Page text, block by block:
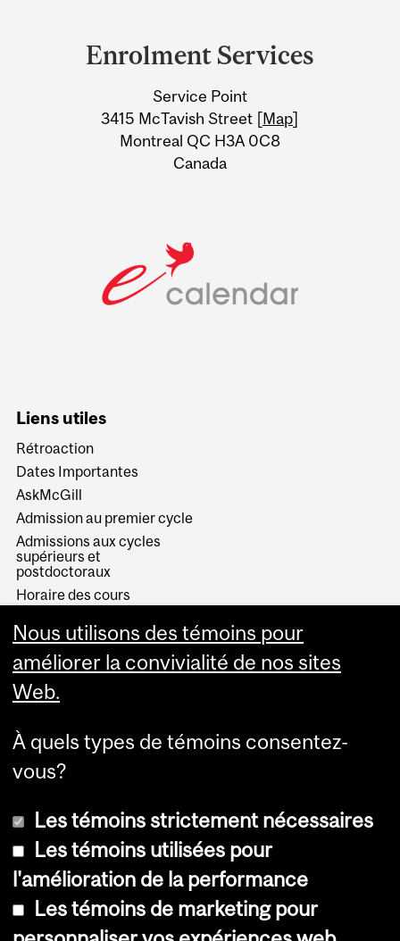
Information
Enrolment Services
Service Point
3415 McTavish Street [Map]
Montreal QC H3A 0C8
Canada
Liens utiles
Rétroaction
Dates Importantes
AskMcGill
Admission au premier cycle
Admissions aux cycles
supérieurs et
postdoctoraux
Horaire des cours
Services aux étudiants
© Université McGill, 2026
Accessibilité
Nous utilisons des témoins pour
améliorer la convivialité de nos sites
Web.
À quels types de témoins consentez-
vous?
Les témoins strictement nécessaires
Les témoins utilisées pour
l'amélioration de la performance
Les témoins de marketing pour